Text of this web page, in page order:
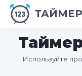
ТАЙМЕР
Используйте